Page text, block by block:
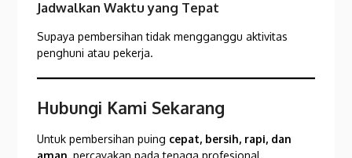
Jadwalkan Waktu yang Tepat
Supaya pembersihan tidak mengganggu aktivitas
penghuni atau pekerja.
Hubungi Kami Sekarang
Untuk pembersihan puing cepat, bersih, rapi, dan